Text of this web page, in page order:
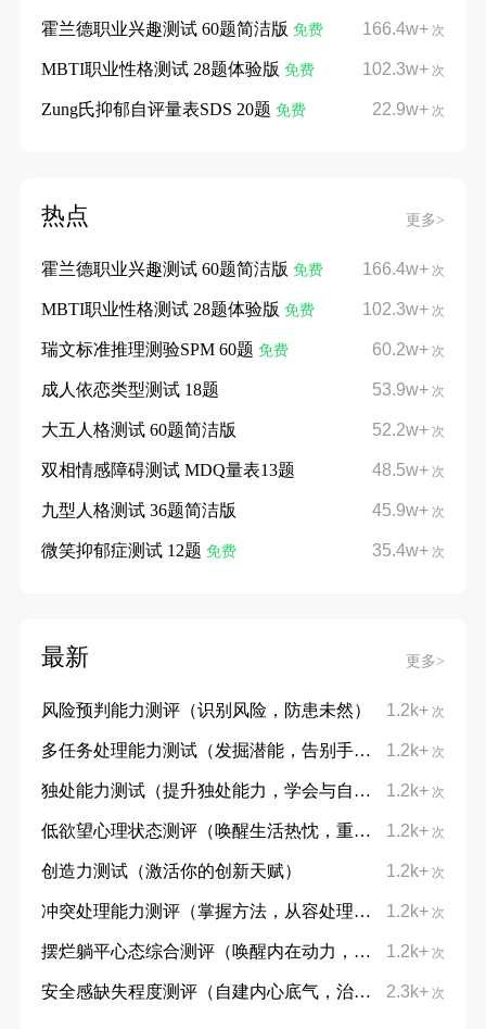
166.4w+ 次
霍兰德职业兴趣测试 60题简洁版 免费
102.3w+ 次
MBTI职业性格测试 28题体验版 免费
22.9w+ 次
Zung氏抑郁自评量表SDS 20题 免费
热点 更多>
166.4w+ 次
霍兰德职业兴趣测试 60题简洁版 免费
102.3w+ 次
MBTI职业性格测试 28题体验版 免费
60.2w+ 次
瑞文标准推理测验SPM 60题 免费
53.9w+ 次
成人依恋类型测试 18题
52.2w+ 次
大五人格测试 60题简洁版
48.5w+ 次
双相情感障碍测试 MDQ量表13题
45.9w+ 次
九型人格测试 36题简洁版
35.4w+ 次
微笑抑郁症测试 12题 免费
最新 更多>
1.2k+ 次
风险预判能力测评（识别风险，防患未然）
1.2k+ 次
多任务处理能力测试（发掘潜能，告别手忙脚乱）
1.2k+ 次
独处能力测试（提升独处能力，学会与自己对话）
1.2k+ 次
低欲望心理状态测评（唤醒生活热忱，重拾向上力量）
1.2k+ 次
创造力测试（激活你的创新天赋）
1.2k+ 次
冲突处理能力测评（掌握方法，从容处理分歧）
1.2k+ 次
摆烂躺平心态综合测评（唤醒内在动力，摆脱躺平摆烂心态）
2.3k+ 次
安全感缺失程度测评（自建内心底气，治愈不安与敏感）